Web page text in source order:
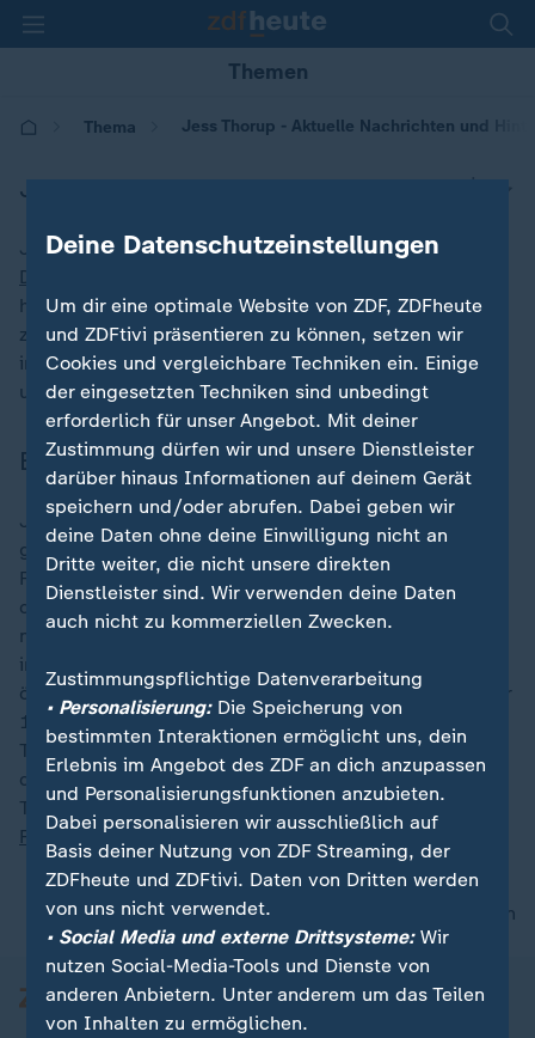
Themen
Thema Jess Thorup - Aktuelle Nachrichten und
Jess Thorup
Jess Thorup ist ein ehemaliger Fußballspieler aus
Dänemark
hat er verschiedene Mannschaften in Europa betreut,
zuletzt den FC Augsburg in der Bundesliga. ZDFheute
informiert aktuell zu Jess Thorup: News, Highlights
und Hintergründe in der Übersicht.
Biografie
Jess Thorup wurde 1970 in Hjerting inDänemark
geboren. Seine Spielerkarriere begann 1989 beim
Fußballverein Odense BK, der im selben Jahr den
dänischen Meistertitel gewann. 1996 wechselte er
nach Deutschland und spielte beim KFC Uerdingen 05
in der 2.
österreichischen FC Tirol Innsbruck im Sturm, bevor er
1998 nach Dänemark zurückkehrte. 2006 begann
Thorup seine Trainerkarriere und betreute mehrere
dänische Mannschaften. Darauf folgten
Trainerstationen beim KAA Gent, FC Kopenhagen und
FC Augsburg.
nach oben
Deine Datenschutzeinstellungen
Um dir eine optimale Website von ZDF, ZDFheute
und ZDFtivi präsentieren zu können, setzen wir
Cookies und vergleichbare Techniken ein. Einige
der eingesetzten Techniken sind unbedingt
erforderlich für unser Angebot. Mit deiner
Zustimmung dürfen wir und unsere Dienstleister
darüber hinaus Informationen auf deinem Gerät
speichern und/oder abrufen. Dabei geben wir
deine Daten ohne deine Einwilligung nicht an
Dritte weiter, die nicht unsere direkten
Dienstleister sind. Wir verwenden deine Daten
auch nicht zu kommerziellen Zwecken.
Zustimmungspflichtige Datenverarbeitung
• Personalisierung:Die Speicherung von
bestimmten Interaktionen ermöglicht uns, dein
Erlebnis im Angebot des ZDF an dich anzupassen
und Personalisierungsfunktionen anzubieten.
Dabei personalisieren wir ausschließlich auf
Basis deiner Nutzung von ZDF Streaming, der
ZDFheute und ZDFtivi. Daten von Dritten werden
von uns nicht verwendet.
• Social Media und externe Drittsysteme:Wir
nutzen Social-Media-Tools und Dienste von
anderen Anbietern. Unter anderem um das Teilen
von Inhalten zu ermöglichen.